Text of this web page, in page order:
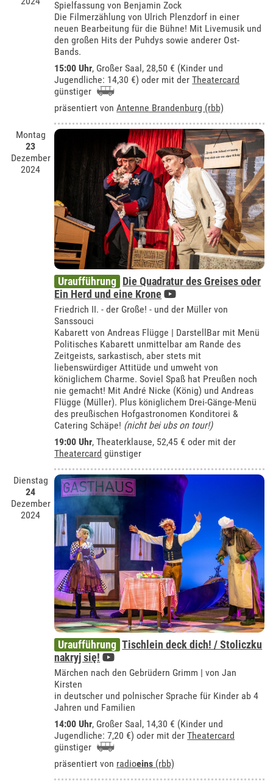
Spielfassung von Benjamin Zock
Die Filmerzählung von Ulrich Plenzdorf in einer
neuen Bearbeitung für die Bühne! Mit Livemusik und
den großen Hits der Puhdys sowie anderer Ost-
Bands.
15:00 Uhr, Großer Saal, 28,50 € (Kinder und
Jugendliche: 14,30 €) oder mit derTheatercard
günstiger
präsentiert vonAntenne Brandenburg (rbb)
Montag
23
Dezember
2024
Uraufführung Die Quadratur des Greises oder
Ein Herd und eine Krone
Friedrich II. - der Große! - und der Müller von
Sanssouci
Kabarett von Andreas Flügge | DarstellBar mit Menü
Politisches Kabarett unmittelbar am Rande des
Zeitgeists, sarkastisch, aber stets mit
liebenswürdiger Attitüde und umweht von
königlichem Charme. Soviel Spaß hat Preußen noch
nie gemacht! Mit André Nicke (König) und Andreas
Flügge (Müller). Plus königlichem Drei-Gänge-Menü
des preußischen Hofgastronomen Konditorei &
Catering Schäpe! (nicht bei ubs on tour!)
19:00 Uhr,Theaterklause, 52,45 € oder mit der
Theatercard günstiger
Dienstag
24
Dezember
2024
Uraufführung Tischlein deck dich! / Stoliczku
nakryj się!
Märchen nach den Gebrüdern Grimm | von Jan
Kirsten
in deutscher und polnischer Sprache für Kinder ab 4
Jahren und Familien
14:00 Uhr, Großer Saal, 14,30 € (Kinder und
Jugendliche: 7,20 €) oder mit derTheatercard
günstiger
präsentiert von radioeins (rbb)